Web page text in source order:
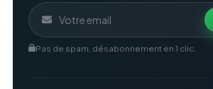
Pas de spam, désabonnement en 1 clic.